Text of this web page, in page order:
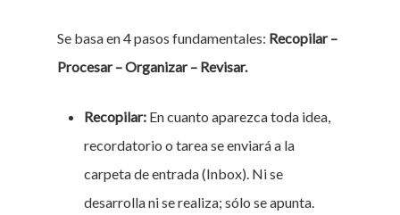
Se basa en 4 pasos fundamentales: Recopilar –
Procesar – Organizar – Revisar.
Recopilar: En cuanto aparezca toda idea,
recordatorio o tarea se enviará a la
carpeta de entrada (Inbox). Ni se
desarrolla ni se realiza; sólo se apunta.